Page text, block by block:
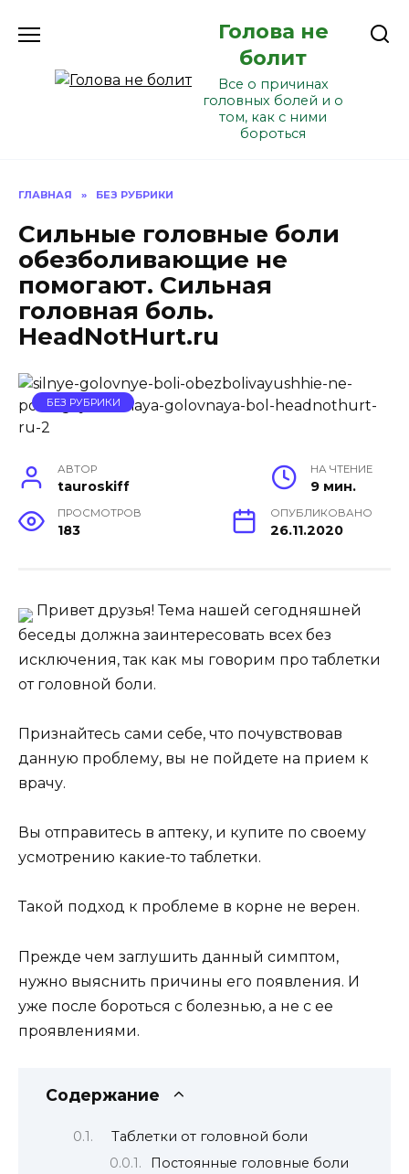
Голова не
болит
Все о причинах
головных болей и о
том, как с ними
бороться
ГЛАВНАЯ » БЕЗ РУБРИКИ
Сильные головные боли
обезболивающие не
помогают. Сильная
головная боль.
HeadNotHurt.ru
БЕЗ РУБРИКИ
АВТОР
tauroskiff
НА ЧТЕНИЕ
9 мин.
ПРОСМОТРОВ
183
ОПУБЛИКОВАНО
26.11.2020
Привет друзья! Тема нашей сегодняшней
беседы должна заинтересовать всех без
исключения, так как мы говорим про таблетки
от головной боли.
Признайтесь сами себе, что почувствовав
данную проблему, вы не пойдете на прием к
врачу.
Вы отправитесь в аптеку, и купите по своему
усмотрению какие-то таблетки.
Такой подход к проблеме в корне не верен.
Прежде чем заглушить данный симптом,
нужно выяснить причины его появления. И
уже после бороться с болезнью, а не с ее
проявлениями.
Содержание
Таблетки от головной боли
Постоянные головные боли